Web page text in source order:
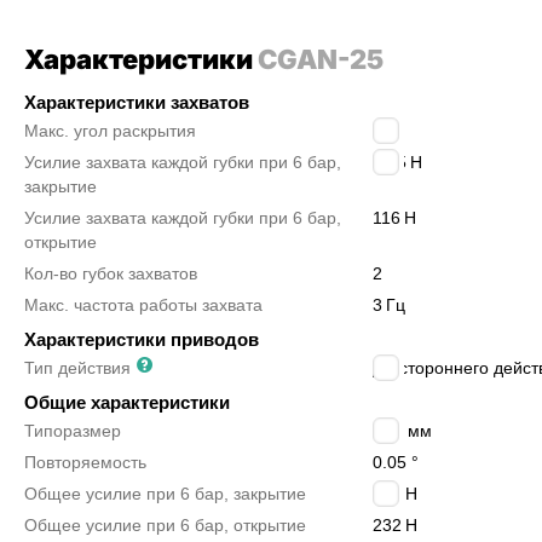
ХарактеристикиCGAN-25
Характеристики захватов
Макс. угол раскрытия
Усилие захвата каждой губки при 6 бар,
закрытие
92.5 Н
Усилие захвата каждой губки при 6 бар,
открытие
116 Н
Кол-во губок захватов
2
Макс. частота работы захвата
3 Гц
Характеристики приводов
Тип действия двустороннего
Общие характеристики
Типоразмер
ø25 мм
Повторяемость
0.05 °
Общее усилие при 6 бар, закрытие
Н
Общее усилие при 6 бар, открытие
232 Н